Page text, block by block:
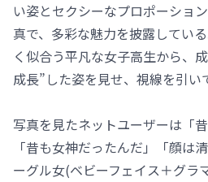
い姿とセクシーなプロポーショ
真で、多彩な魅力を披露してい
く似合う平凡な女子高生から、
成長”した姿を見せ、視線を引い
写真を見たネットユーザーは「
「昔も女神だったんだ」「顔は
ーグル女(ベビーフェイス＋グラ